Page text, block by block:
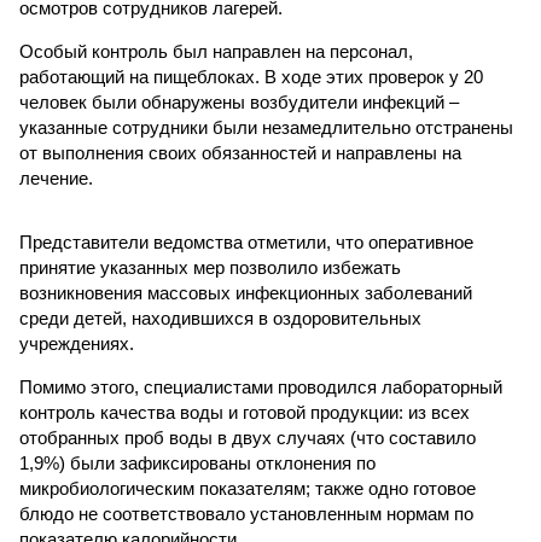
осмотров сотрудников лагерей.
Особый контроль был направлен на персонал,
работающий на пищеблоках. В ходе этих проверок у 20
человек были обнаружены возбудители инфекций –
указанные сотрудники были незамедлительно отстранены
от выполнения своих обязанностей и направлены на
лечение.
Представители ведомства отметили, что оперативное
принятие указанных мер позволило избежать
возникновения массовых инфекционных заболеваний
среди детей, находившихся в оздоровительных
учреждениях.
Помимо этого, специалистами проводился лабораторный
контроль качества воды и готовой продукции: из всех
отобранных проб воды в двух случаях (что составило
1,9%) были зафиксированы отклонения по
микробиологическим показателям; также одно готовое
блюдо не соответствовало установленным нормам по